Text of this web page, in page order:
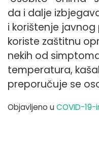
da i dalje
i korištenje
koriste zaštitnu
nekih od
temperatura,
preporučuje se
Objavljeno u COVID-19-